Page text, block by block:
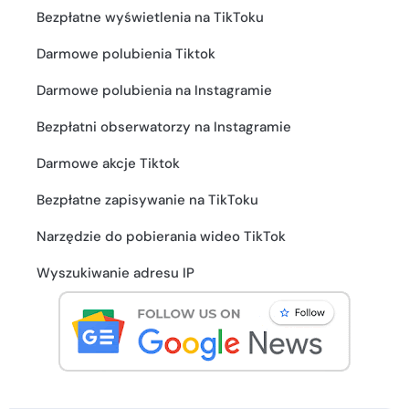
Bezpłatne wyświetlenia na TikToku
Darmowe polubienia Tiktok
Darmowe polubienia na Instagramie
Bezpłatni obserwatorzy na Instagramie
Darmowe akcje Tiktok
Bezpłatne zapisywanie na TikToku
Narzędzie do pobierania wideo TikTok
Wyszukiwanie adresu IP